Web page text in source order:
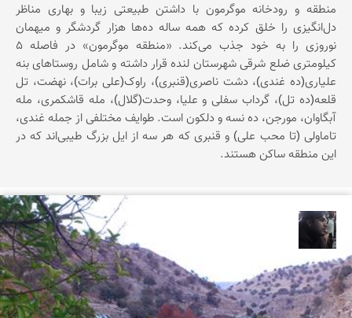
منطقه و رودخانه موگرمون با داشتن طبیعتی زیبا و بهاری مناظر
دل‌انگیزی را خلق کرده که همه ساله ده‌ها هزار گردشگر و میهمان
نوروزی را به خود جذب می‌کند. «منطقه موگرمون» در فاصله 5
کیلومتری ضلع شرقی شهرستان لنده قرار داشته و شامل روستاهای بنه
علیاری(ده غندی)، دشت ناصری(قنبری)، راوک(علی برات)، نهضت، تل
قلعه(ده تل)، گرداب سفلی و علیا، وحدت(گلال)، مله قاشکمری، مله
آبگاوان، مورجن، ده نسه و دلکون است. طوایف مختلفی از جمله غندی،
تاماولی (تا محب علی) و قنبری که هر سه از ایل بزرگ طیبی‌اند که در
این منطقه ساکن هستند.